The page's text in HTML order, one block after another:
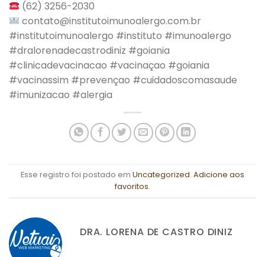
(62) 3256-2030
contato@institutoimunoalergo.com.br
#institutoimunoalergo #instituto #imunoalergo
#dralorenadecastrodiniz #goiania
#clinicadevacinacao #vacinaçao #goiania
#vacinassim #prevençao #cuidadoscomasaude
#imunizacao #alergia
Esse registro foi postado em Uncategorized. Adicione aos
favoritos.
DRA. LORENA DE CASTRO DINIZ